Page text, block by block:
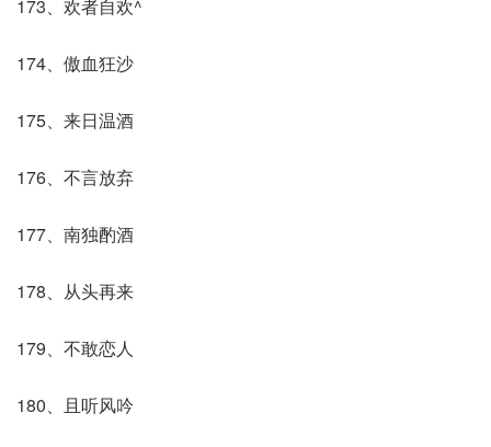
173、欢者自欢^
174、傲血狂沙
175、来日温酒
176、不言放弃
177、南独酌酒
178、从头再来
179、不敢恋人
180、且听风吟